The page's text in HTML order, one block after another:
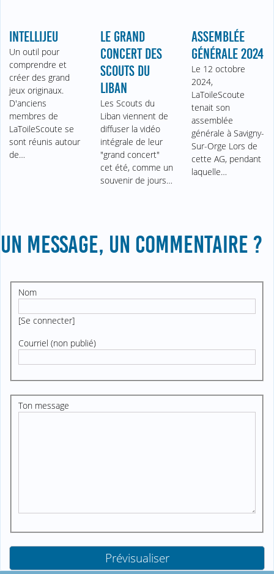
INTELLIJEU
Un outil pour
comprendre et
créer des grand
jeux originaux.
D'anciens
membres de
LaToileScoute se
sont réunis autour
de…
LE GRAND
CONCERT DES
SCOUTS DU
LIBAN
Les Scouts du
Liban viennent de
diffuser la vidéo
intégrale de leur
"grand concert"
cet été, comme un
souvenir de jours…
ASSEMBLÉE
GÉNÉRALE 2024
Le 12 octobre
2024,
LaToileScoute
tenait son
assemblée
générale à Savigny-
Sur-Orge Lors de
cette AG, pendant
laquelle…
UN MESSAGE, UN COMMENTAIRE ?
Nom
[Se connecter]
Courriel (non publié)
Ton message